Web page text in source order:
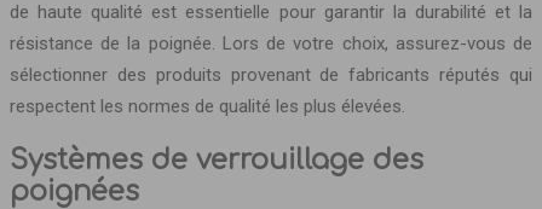
de haute qualité est essentielle pour garantir la durabilité et la
résistance de la poignée. Lors de votre choix, assurez-vous de
sélectionner des produits provenant de fabricants réputés qui
respectent les normes de qualité les plus élevées.
Systèmes de verrouillage des
poignées